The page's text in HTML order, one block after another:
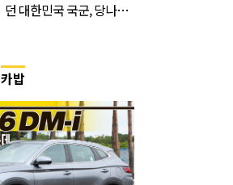
던 대한민국 국군, 당나라
카밥